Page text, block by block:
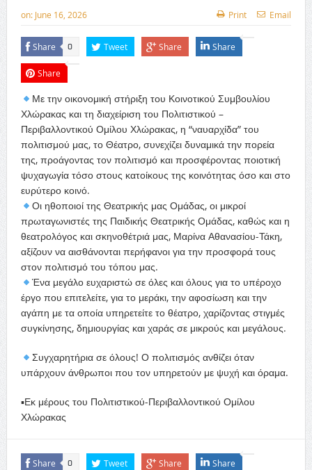
on: June 16, 2026 Print Email
Share 0 Tweet Share Share
Share
Με την οικονομική στήριξη του Κοινοτικού Συμβουλίου
Χλώρακας και τη διαχείριση του Πολιτιστικού –
Περιβαλλοντικού Ομίλου Χλώρακας, η “ναυαρχίδα” του
πολιτισμού μας, το Θέατρο, συνεχίζει δυναμικά την πορεία
της, προάγοντας τον πολιτισμό και προσφέροντας ποιοτική
ψυχαγωγία τόσο στους κατοίκους της κοινότητας όσο και στο
ευρύτερο κοινό.
Οι ηθοποιοί της Θεατρικής μας Ομάδας, οι μικροί
πρωταγωνιστές της Παιδικής Θεατρικής Ομάδας, καθώς και η
θεατρολόγος και σκηνοθέτριά μας, Μαρίνα Αθανασίου-Τάκη,
αξίζουν να αισθάνονται περήφανοι για την προσφορά τους
στον πολιτισμό του τόπου μας.
Ένα μεγάλο ευχαριστώ σε όλες και όλους για το υπέροχο
έργο που επιτελείτε, για το μεράκι, την αφοσίωση και την
αγάπη με τα οποία υπηρετείτε το θέατρο, χαρίζοντας στιγμές
συγκίνησης, δημιουργίας και χαράς σε μικρούς και μεγάλους.
Συγχαρητήρια σε όλους! Ο πολιτισμός ανθίζει όταν
υπάρχουν άνθρωποι που τον υπηρετούν με ψυχή και όραμα.
▪︎Εκ μέρους του Πολιτιστικού-Περιβαλλοντικού Ομίλου
Χλώρακας
Share 0 Tweet Share Share